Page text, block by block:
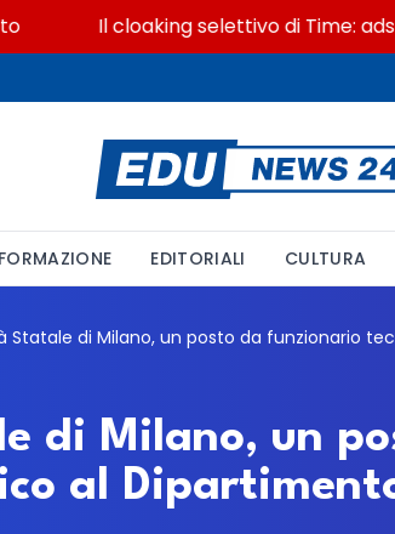
Il cloaking selettivo di Time: ads
FORMAZIONE EDITORIALI CULTURA
di Milano, un
al